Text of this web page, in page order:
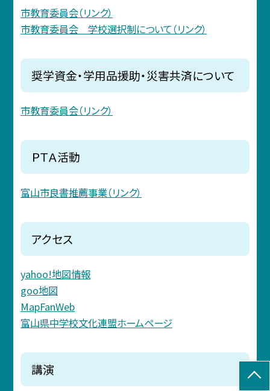
市教育委員会（リンク）
市教育委員会 学校選択制について（リンク）
奨学資金・学用品援助・災害共済について
市教育委員会（リンク）
ＰＴＡ活動
富山市良書推薦事業（リンク）
アクセス
yahoo!地図情報
goo地図
MapFanWeb
富山県中学校文化連盟ホームページ
講演